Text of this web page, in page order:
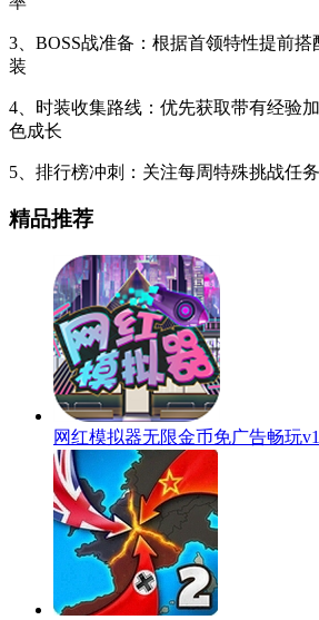
3、BOSS战准备：根据首领特性提前
装
4、时装收集路线：优先获取带有经验
色成长
5、排行榜冲刺：关注每周特殊挑战任
精品推荐
网红模拟器无限金币免广告畅玩